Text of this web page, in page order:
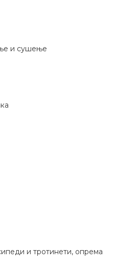
и сушење
и тротинети, опрема